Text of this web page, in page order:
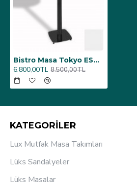
Bistro Masa Tokyo ESB - (Werzalit, Wermodin ve Allzalit Tabla 60 cm çap) - Beyaz
6.800,00TL 8.500,00TL
KATEGORİLER
Lux Mutfak Masa Takımları
Lüks Sandalyeler
Lüks Masalar